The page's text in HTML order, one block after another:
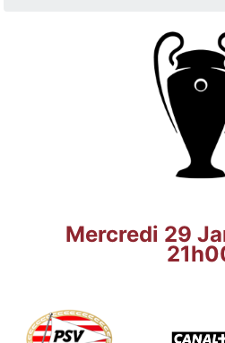
Mercredi 29